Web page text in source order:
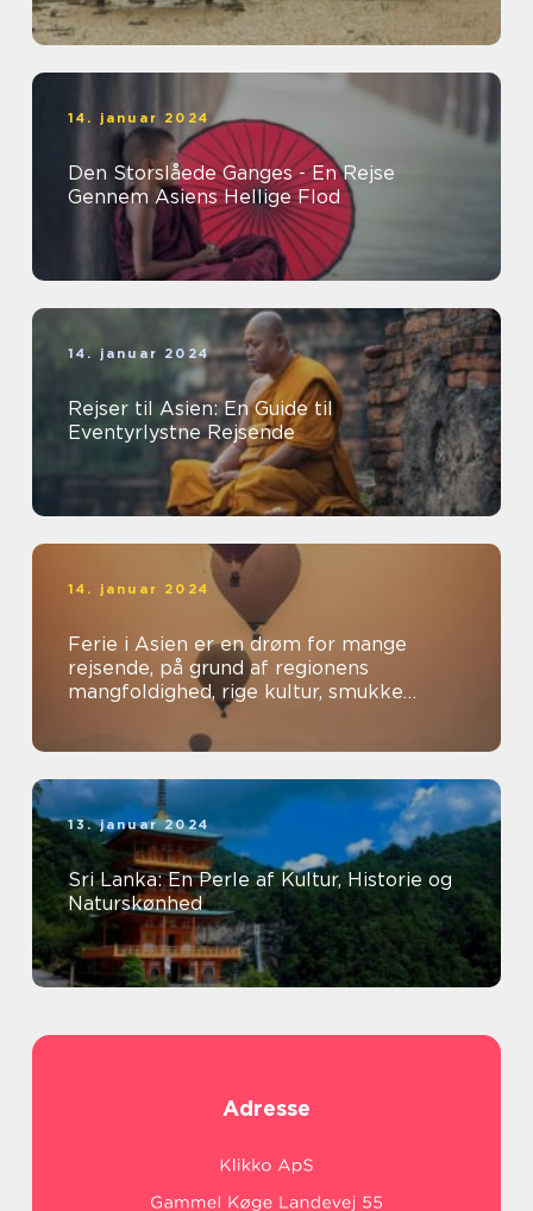
14. januar 2024
Den Storslåede Ganges - En Rejse
Gennem Asiens Hellige Flod
14. januar 2024
Rejser til Asien: En Guide til
Eventyrlystne Rejsende
14. januar 2024
Ferie i Asien er en drøm for mange
rejsende, på grund af regionens
mangfoldighed, rige kultur, smukke
landskaber og spændende oplevelser
13. januar 2024
Sri Lanka: En Perle af Kultur, Historie og
Naturskønhed
Adresse